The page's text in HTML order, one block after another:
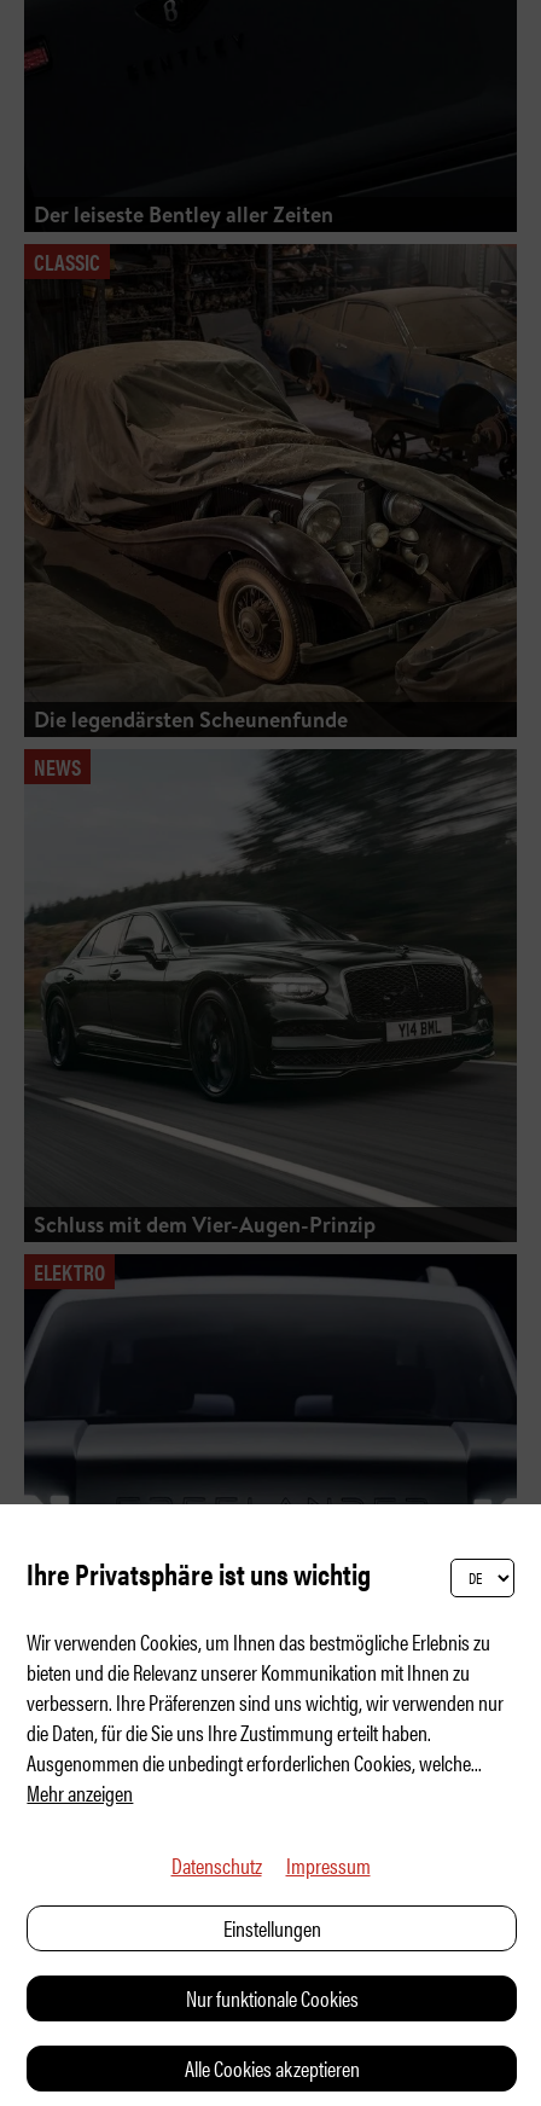
Der leiseste Bentley aller Zeiten
CLASSIC
Die legendärsten Scheunenfunde
NEWS
Schluss mit dem Vier-Augen-Prinzip
ELEKTRO
Freelander is back - ohne Land Rover
Ihre Privatsphäre ist uns wichtig
Wir verwenden Cookies, um Ihnen das bestmögliche Erlebnis zu
bieten und die Relevanz unserer Kommunikation mit Ihnen zu
verbessern. Ihre Präferenzen sind uns wichtig, wir verwenden nur
die Daten, für die Sie uns Ihre Zustimmung erteilt haben.
Ausgenommen die unbedingt erforderlichen Cookies, welche...
Mehr anzeigen
Datenschutz Impressum
Einstellungen
Nur funktionale Cookies
Alle Cookies akzeptieren